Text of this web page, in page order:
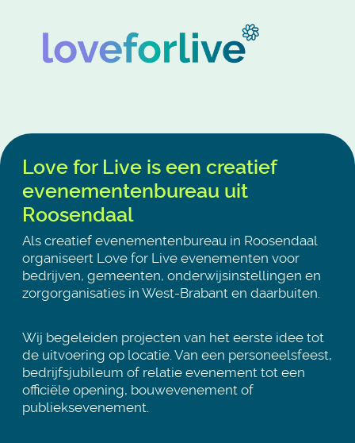
Love for Live is een creatief
evenementenbureau uit
Roosendaal
Als creatief evenementenbureau in Roosendaal
organiseert Love for Live evenementen voor
bedrijven, gemeenten, onderwijsinstellingen en
zorgorganisaties in West-Brabant en daarbuiten.
Wij begeleiden projecten van het eerste idee tot
de uitvoering op locatie. Van een personeelsfeest,
bedrijfsjubileum of relatie evenement tot een
officiële opening, bouwevenement of
publieksevenement.